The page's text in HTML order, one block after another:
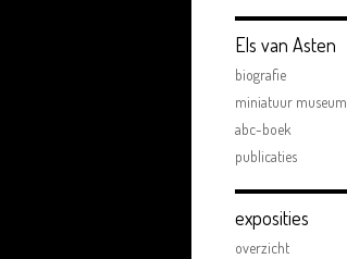
Els van Asten
biografie
miniatuur museum
abc-boek
publicaties
exposities
overzicht